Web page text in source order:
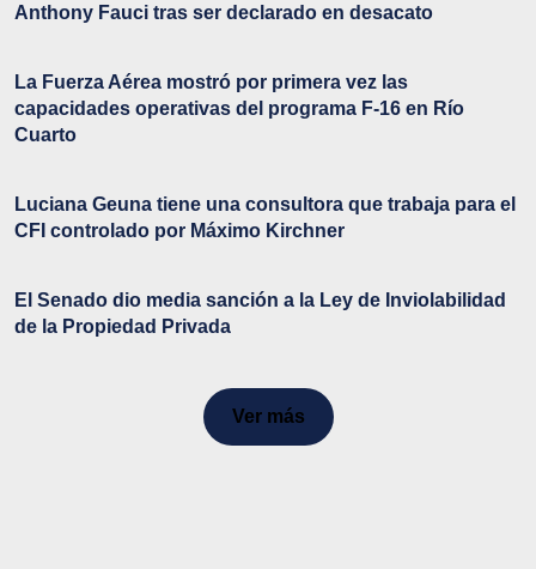
Anthony Fauci tras ser declarado en desacato
La Fuerza Aérea mostró por primera vez las
capacidades operativas del programa F-16 en Río
Cuarto
Luciana Geuna tiene una consultora que trabaja para el
CFI controlado por Máximo Kirchner
El Senado dio media sanción a la Ley de Inviolabilidad
de la Propiedad Privada
Ver más